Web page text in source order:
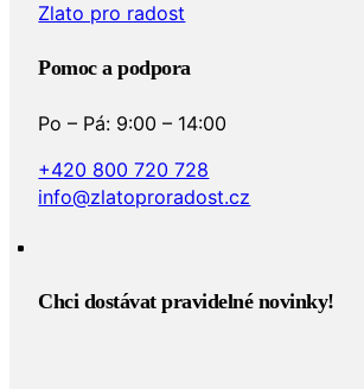
Zlato pro radost
Pomoc a podpora
Po – Pá: 9:00 – 14:00
+420 800 720 728
info@zlatoproradost.cz
Chci dostávat pravidelné novinky!​